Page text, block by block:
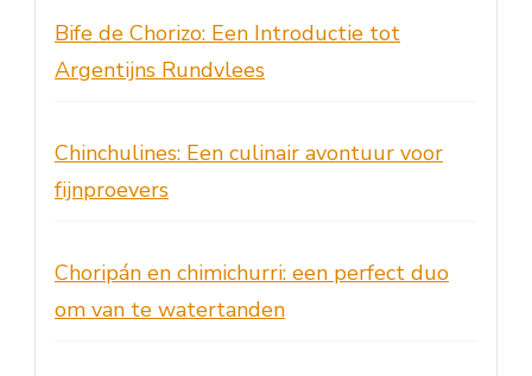
Bife de Chorizo: Een Introductie tot
Argentijns Rundvlees
Chinchulines: Een culinair avontuur voor
fijnproevers
Choripán en chimichurri: een perfect duo
om van te watertanden